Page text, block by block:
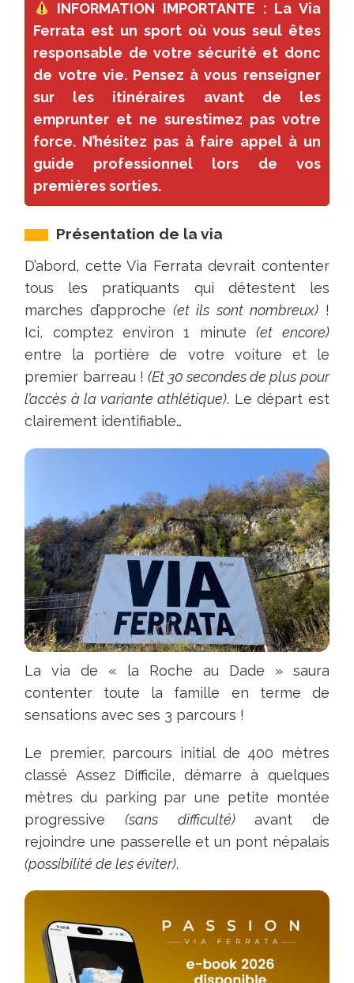
Excellent
—
Note
:
★★★★★
5/5
—
Publié
le
07/07/2026
à
Elle
est
réouverte
depuis
fin
juin
INFORMATION IMPORTANTE : La Via
Ferrata est un sport où vous seul êtes
responsable de votre sécurité et donc
de votre vie. Pensez à vous renseigner
sur les itinéraires avant de les
emprunter et ne surestimez pas votre
force. N’hésitez pas à faire appel à un
guide professionnel lors de vos
premières sorties.
Présentation de la via
D’abord, cette Via Ferrata devrait contenter
tous les pratiquants qui détestent les
marches d’approche(et ils sont nombreux)!
Ici, comptez environ 1 minute(et encore)
entre la portière de votre voiture et le
premier barreau ! (Et 30 secondes de plus pour
l’accès à la variante athlétique). Le départ est
clairement identifiable…
La via de « la Roche au Dade » saura
contenter toute la famille en terme de
sensations avec ses 3 parcours !
Le premier, parcours initial de 400 mètres
classé Assez Difficile, démarre à quelques
mètres du parking par une petite montée
progressive(sans difficulté) avant de
rejoindre une passerelle et un pont népalais
(possibilité de les éviter).